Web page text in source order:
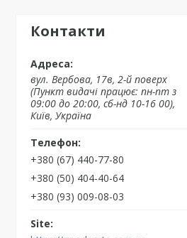
Контакти
вул. Вербова, 17в, 2-й поверх
(Пункт видачі працює: пн-пт з
09:00 до 20:00, сб-нд 10-16 00),
Київ, Україна
+380 (67) 440-77-80
+380 (50) 404-40-64
+380 (93) 009-08-03